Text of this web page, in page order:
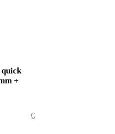
quick
+
€ 77,50